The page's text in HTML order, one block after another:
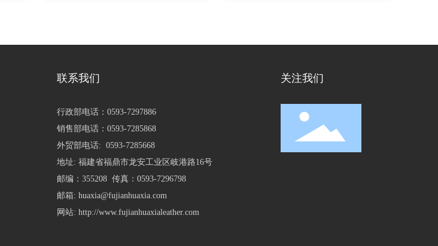
联系我们
行政部电话：0593-7297886
销售部电话：0593-7285868
外贸部电话:0593-7285668
地址: 福建省福鼎市龙安工业区岐港路16号
邮编：355208 传真：0593-7296798
邮箱:huaxia@fujianhuaxia.com
网站:http://www.fujianhuaxialeather.com
关注我们